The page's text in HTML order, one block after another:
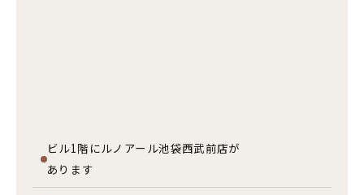
ビル1階にルノアール池袋西武前店が
あります